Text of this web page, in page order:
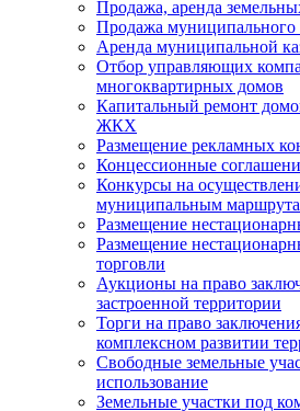
Продажа, аренда
Продажа муниципального
Аренда муниципальной
Отбор управляющих
многоквартирных домов
Капитальный ремонт
ЖКХ
Размещение рекламных
Концессионные
Конкурсы на
муниципальным
Размещение
Размещение
торговли
Аукционы на право
застроенной территории
Торги на право
комплексном развитии
Свободные земельные
использование
Земельные участки под